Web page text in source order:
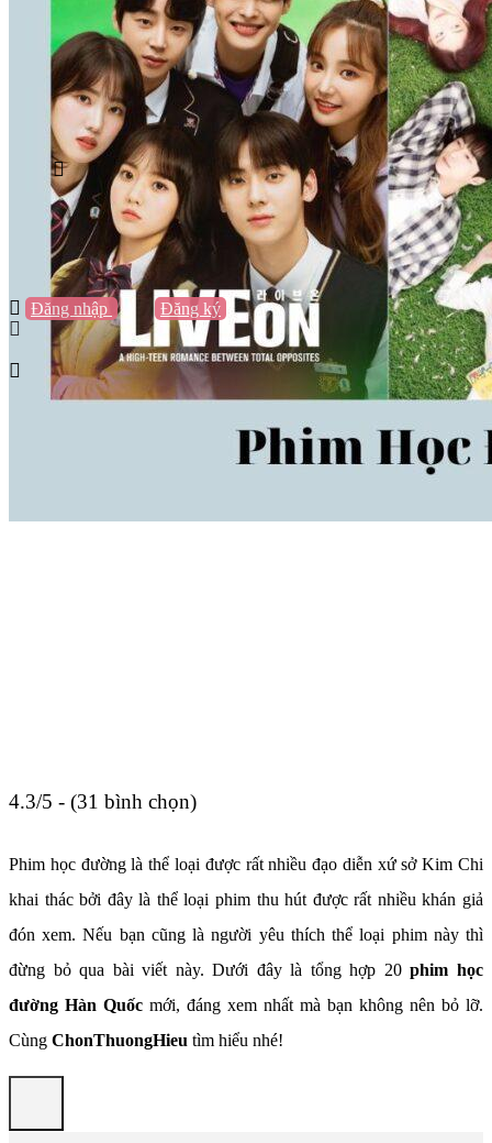
Vũng Tàu
Nha Trang
Đà Lạt
Cần Thơ
Quy Nhơn
Thừa Thiên Huế
Khác…
Blog
Sách / Truyện
Lifestyle
Giải trí
Thương hiệu
Tạo thương hiệu
Đăng nhập hoặc Đăng ký
Tạo thương hiệu
4.3/5 - (31 bình chọn)
Phim học đường là thể loại được rất nhiều đạo diễn xứ sở Kim Chi
khai thác bởi đây là thể loại phim thu hút được rất nhiều khán giả
đón xem. Nếu bạn cũng là người yêu thích thể loại phim này thì
đừng bỏ qua bài viết này. Dưới đây là tổng hợp 20phim học
đường Hàn Quốc mới, đáng xem nhất mà bạn không nên bỏ lỡ.
Cùng ChonThuongHieu tìm hiểu nhé!